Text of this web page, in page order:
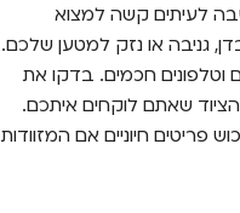
שבה לעיתים קשה למצוא
גניבה או נזק למטען שלכם.
וטלפונים חכמים. בדקו את
שאתם לוקחים איתכם.
פריטים חיוניים אם המזוודות